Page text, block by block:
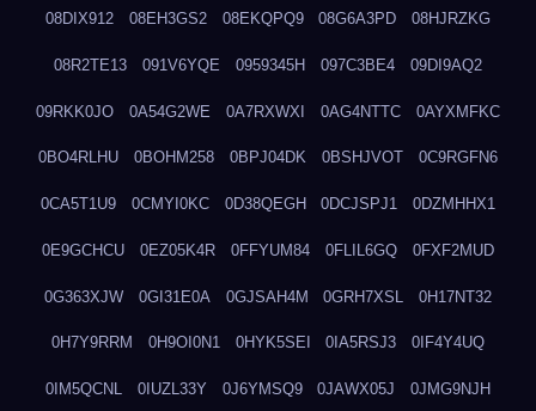
08DIX912 08EH3GS2 08EKQPQ9 08G6A3PD 08HJRZKG
08R2TE13 091V6YQE 0959345H 097C3BE4 09DI9AQ2
09RKK0JO 0A54G2WE 0A7RXWXI 0AG4NTTC 0AYXMFKC
0BO4RLHU 0BOHM258 0BPJ04DK 0BSHJVOT 0C9RGFN6
0CA5T1U9 0CMYI0KC 0D38QEGH 0DCJSPJ1 0DZMHHX1
0E9GCHCU 0EZ05K4R 0FFYUM84 0FLIL6GQ 0FXF2MUD
0G363XJW 0GI31E0A 0GJSAH4M 0GRH7XSL 0H17NT32
0H7Y9RRM 0H9OI0N1 0HYK5SEI 0IA5RSJ3 0IF4Y4UQ
0IM5QCNL 0IUZL33Y 0J6YMSQ9 0JAWX05J 0JMG9NJH